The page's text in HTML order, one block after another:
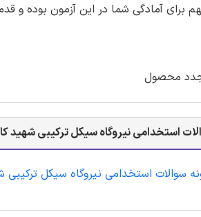
برای آمادگی شما در این آزمون بوده و
استخدامی نیروگاه سیکل ترکیبی شهید
سوالات استخدامی نیروگاه سیکل ترکیبی